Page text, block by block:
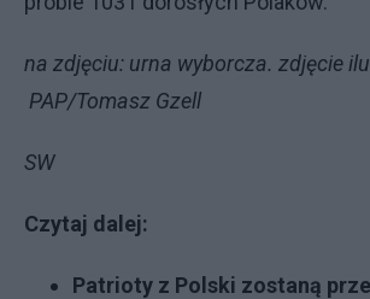
na zdjęciu: urna wyborcza. zdjęcie
PAP/Tomasz Gzell
SW
Czytaj dalej:
Patrioty z Polski zostaną